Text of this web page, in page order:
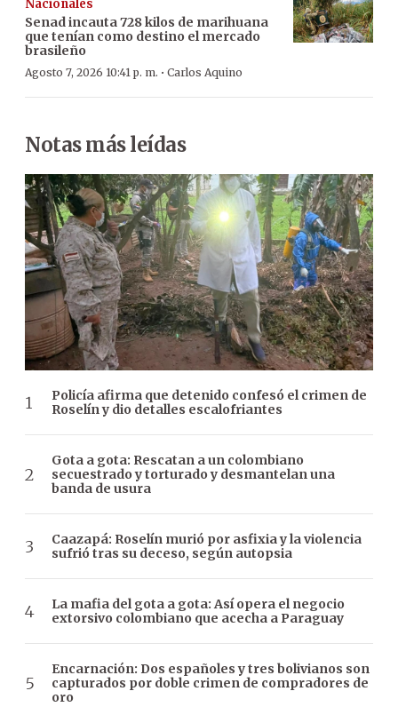
Nacionales
Senad incauta 728 kilos de marihuana
que tenían como destino el mercado
brasileño
Agosto 7, 2026 10:41 p. m. · Carlos Aquino
Notas más leídas
Policía afirma que detenido confesó el crimen de
Roselín y dio detalles escalofriantes
Gota a gota: Rescatan a un colombiano
secuestrado y torturado y desmantelan una
banda de usura
Caazapá: Roselín murió por asfixia y la violencia
sufrió tras su deceso, según autopsia
La mafia del gota a gota: Así opera el negocio
extorsivo colombiano que acecha a Paraguay
Encarnación: Dos españoles y tres bolivianos son
capturados por doble crimen de compradores de
oro